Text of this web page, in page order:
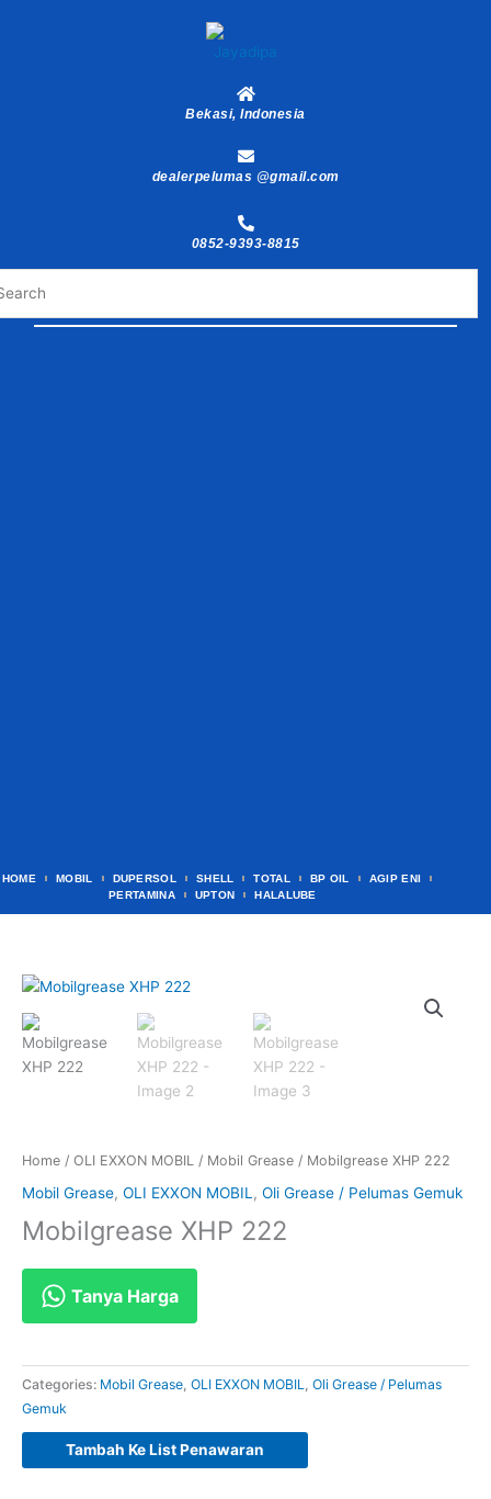
Bekasi, Indonesia
dealerpelumas @gmail.com
0852-9393-8815
HOME MOBIL DUPERSOL SHELL TOTAL BP OIL
AGIP ENI
PERTAMINA
UPTON HALALUBE
Home / OLI EXXON MOBIL / Mobil Grease / Mobilgrease XHP 222
Mobil Grease, OLI EXXON MOBIL , Oli Grease / Pelumas Gemuk
Mobilgrease XHP 222
Tanya Harga
Categories: Mobil Grease OLI EXXON MOBIL
Oli Grease / Pelumas
Gemuk
Tambah Ke List Penawaran